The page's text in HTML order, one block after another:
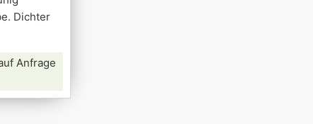
Dichter
Anfrage